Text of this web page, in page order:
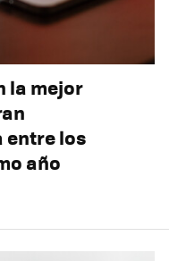
la mejor
los
año